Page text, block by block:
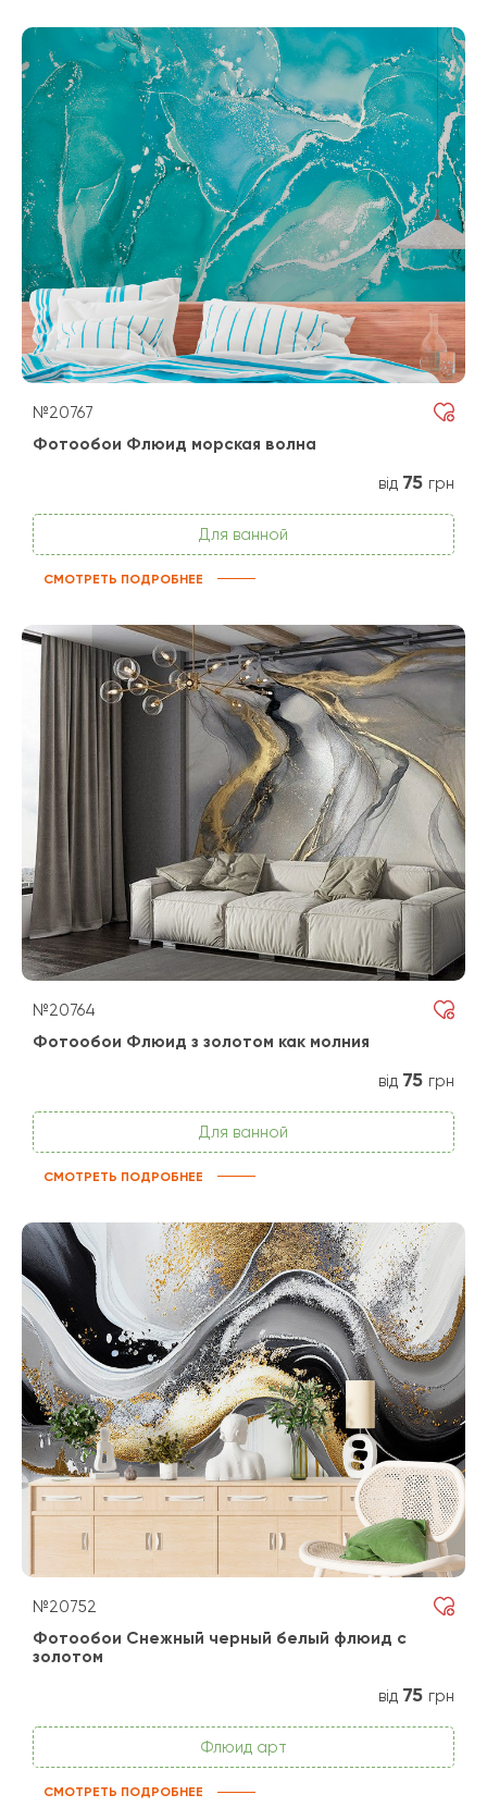
№20767
Фотообои Флюид морская волна
від 75 грн
Для ванной
СМОТРЕТЬ ПОДРОБНЕЕ
№20764
Фотообои Флюид з золотом как молния
від 75 грн
Для ванной
СМОТРЕТЬ ПОДРОБНЕЕ
№20752
Фотообои Снежный черный белый флюид с
золотом
від 75 грн
Флюид арт
СМОТРЕТЬ ПОДРОБНЕЕ